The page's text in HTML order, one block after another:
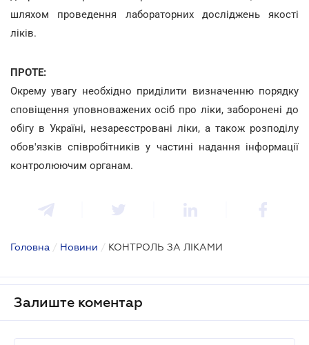
шляхом проведення лабораторних досліджень якості
ліків.
ПРОТЕ:
Окрему увагу необхідно приділити визначенню порядку
сповіщення уповноважених осіб про ліки, заборонені до
обігу в Україні, незареєстровані ліки, а також розподілу
обов'язків співробітників у частині надання інформації
контролюючим органам.
Головна / Новини / КОНТРОЛЬ ЗА ЛІКАМИ
Залиште коментар